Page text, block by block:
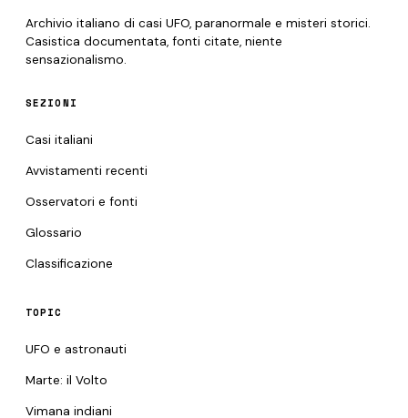
Archivio italiano di casi UFO, paranormale e misteri storici.
Casistica documentata, fonti citate, niente
sensazionalismo.
SEZIONI
Casi italiani
Avvistamenti recenti
Osservatori e fonti
Glossario
Classificazione
TOPIC
UFO e astronauti
Marte: il Volto
Vimana indiani